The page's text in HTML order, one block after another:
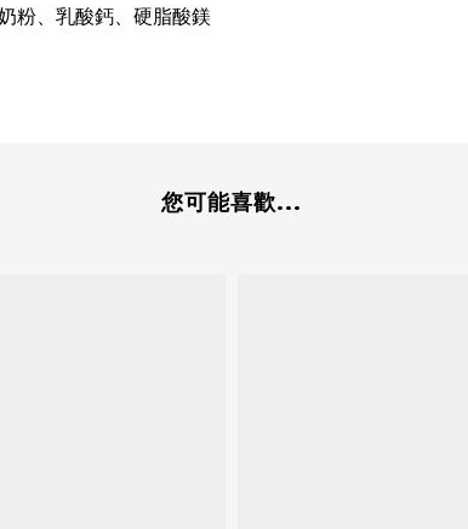
粉、乳酸鈣、硬脂酸鎂
您可能喜歡...